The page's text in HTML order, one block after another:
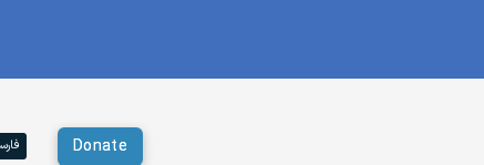
Donate